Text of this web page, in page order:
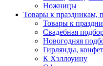
Ножницы
Товары к праздникам,
Товары к
Свадебная
Новогодняя
Гирлянды,
К Хэллоуину